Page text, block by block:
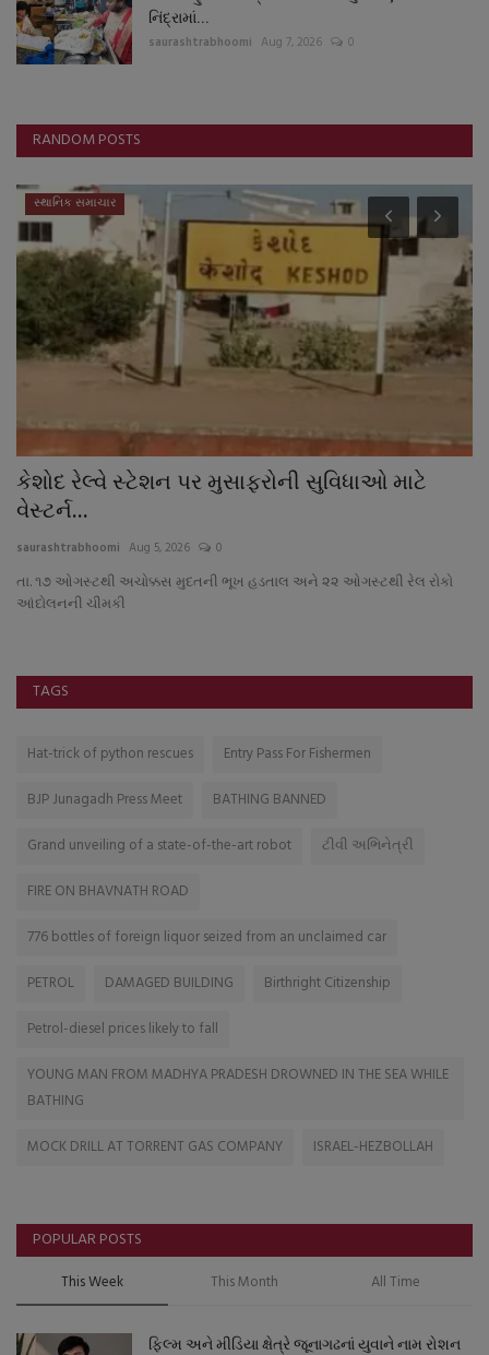
નિંદ્રામાં...
saurashtrabhoomi Aug 7, 2026 0
RANDOM POSTS
સ્થાનિક સમાચાર
કેશોદ રેલ્વે સ્ટેશન પર મુસાફરોની સુવિધાઓ માટે
વેસ્ટર્ન...
saurashtrabhoomi Aug 5, 2026 0
તા. ૧૭ ઓગસ્ટથી અચોક્કસ મુદતની ભૂખ હડતાલ અને ૨૨ ઓગસ્ટથી રેલ રોકો
આંદોલનની ચીમકી
TAGS
Hat-trick of python rescues
Entry Pass For Fishermen
BJP Junagadh Press Meet
BATHING BANNED
Grand unveiling of a state-of-the-art robot
ટીવી અભિનેત્રી
FIRE ON BHAVNATH ROAD
776 bottles of foreign liquor seized from an unclaimed car
PETROL
DAMAGED BUILDING
Birthright Citizenship
Petrol-diesel prices likely to fall
YOUNG MAN FROM MADHYA PRADESH DROWNED IN THE SEA WHILE
BATHING
MOCK DRILL AT TORRENT GAS COMPANY
ISRAEL-HEZBOLLAH
POPULAR POSTS
This Week This Month All Time
ફિલ્મ અને મીડિયા ક્ષેત્રે જૂનાગઢનાં યુવાને નામ રોશન